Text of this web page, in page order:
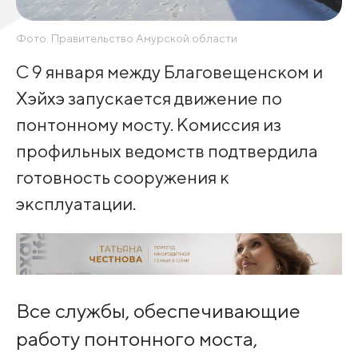
Фото: Правительство Амурской области
С 9 января между Благовещенском и
Хэйхэ запускается движение по
понтонному мосту. Комиссия из
профильных ведомств подтвердила
готовность сооружения к
эксплуатации.
Все службы, обеспечивающие
работу понтонного моста,